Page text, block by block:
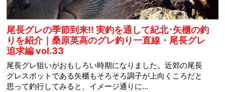
尾長グレの季節到来!! 実釣を通して紀北･矢櫃の釣
りを紹介｜桑原英高のグレ釣り一直線・尾長グレ
追求編 vol.33
尾長グレ狙いがおもしろい時期になりました。近郊の尾長
グレスポットである矢櫃もそろそろ調子が上向くころだと
思って釣行してみると、イメージ通りに…